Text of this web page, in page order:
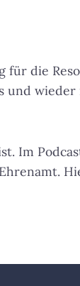
für die
und wieder
Podcast